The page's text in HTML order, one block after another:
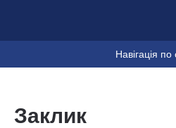
Навігація по
Заклик